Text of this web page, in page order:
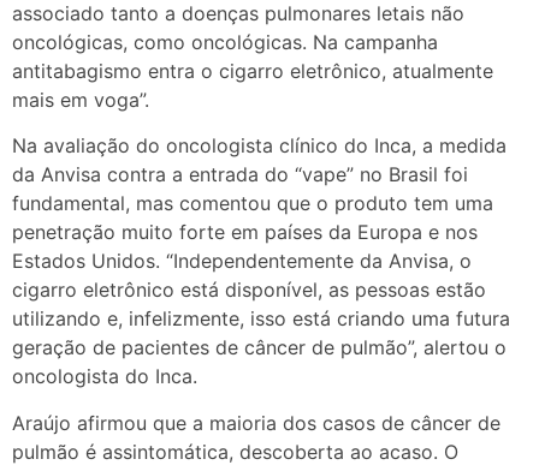
associado tanto a doenças pulmonares letais não
oncológicas, como oncológicas. Na campanha
antitabagismo entra o cigarro eletrônico, atualmente
mais em voga”.
Na avaliação do oncologista clínico do Inca, a medida
da Anvisa contra a entrada do “vape” no Brasil foi
fundamental, mas comentou que o produto tem uma
penetração muito forte em países da Europa e nos
Estados Unidos. “Independentemente da Anvisa, o
cigarro eletrônico está disponível, as pessoas estão
utilizando e, infelizmente, isso está criando uma futura
geração de pacientes de câncer de pulmão”, alertou o
oncologista do Inca.
Araújo afirmou que a maioria dos casos de câncer de
pulmão é assintomática, descoberta ao acaso. O